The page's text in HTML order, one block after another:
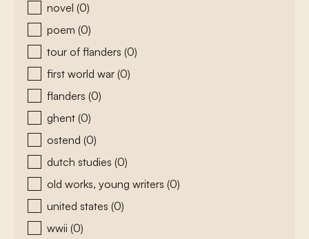
novel (0)
poem (0)
tour of flanders (0)
first world war (0)
flanders (0)
ghent (0)
ostend (0)
dutch studies (0)
old works, young writers (0)
united states (0)
wwii (0)